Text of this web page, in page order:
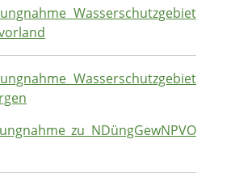
Wasserschutzgebiet
Wasserschutzgebiet
zu NDüngGewNPVO